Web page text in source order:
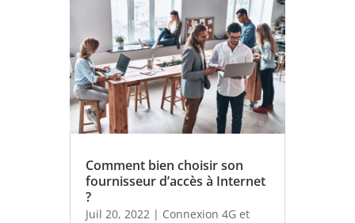
Comment bien choisir son
fournisseur d’accès à Internet
?
Juil 20, 2022| Connexion 4G et